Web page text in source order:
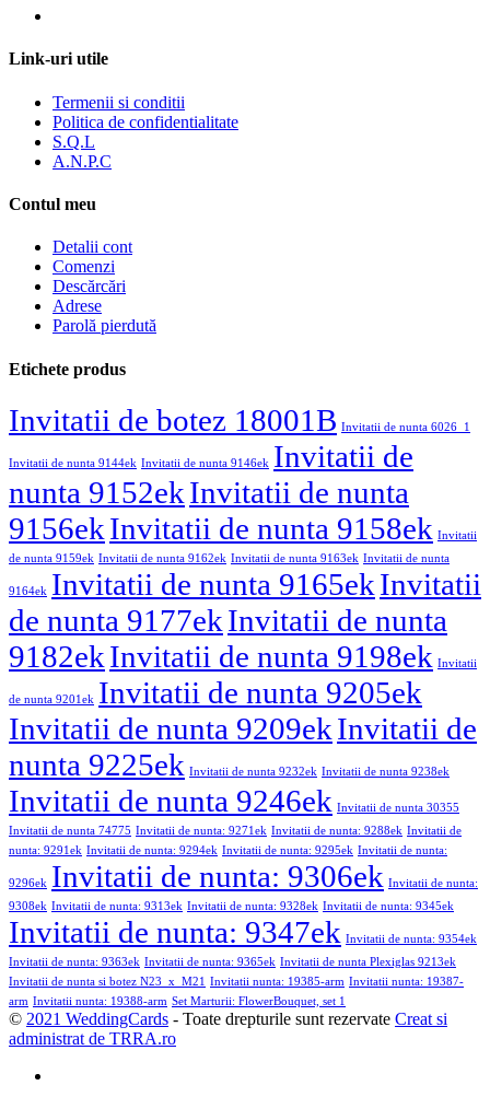
Link-uri utile
Termenii si conditii
Politica de confidentialitate
S.Q.L
A.N.P.C
Contul meu
Detalii cont
Comenzi
Descărcări
Adrese
Parolă pierdută
Etichete produs
Invitatii de botez 18001B Invitatii de nunta 6026_1
Invitatii de nunta 9144ek Invitatii de nunta 9146ek Invitatii de
nunta 9152ekInvitatii de nunta
9156ekInvitatii de nunta 9158ek Invitatii
de nunta 9159ek Invitatii de nunta 9162ek Invitatii de nunta 9163ek Invitatii de nunta
9164ek Invitatii de nunta 9165ekInvitatii
de nunta 9177ekInvitatii de nunta
9182ekInvitatii de nunta 9198ek Invitatii
de nunta 9201ek Invitatii de nunta 9205ek
Invitatii de nunta 9209ekInvitatii de
nunta 9225ek Invitatii de nunta 9232ek Invitatii de nunta 9238ek
Invitatii de nunta 9246ek Invitatii de nunta 30355
Invitatii de nunta 74775 Invitatii de nunta: 9271ek Invitatii de nunta: 9288ek Invitatii de
nunta: 9291ek Invitatii de nunta: 9294ek Invitatii de nunta: 9295ek Invitatii de nunta:
9296ek Invitatii de nunta: 9306ek Invitatii de nunta:
9308ek Invitatii de nunta: 9313ek Invitatii de nunta: 9328ek Invitatii de nunta: 9345ek
Invitatii de nunta: 9347ek Invitatii de nunta: 9354ek
Invitatii de nunta: 9363ek Invitatii de nunta: 9365ek Invitatii de nunta Plexiglas 9213ek
Invitatii de nunta si botez N23_x_M21
Invitatii nunta: 19385-arm Invitatii nunta: 19387-
arm Invitatii nunta: 19388-arm Set Marturii: FlowerBouquet, set 1
© 2021 WeddingCards - Toate drepturile sunt rezervate Creat si
administrat de TRRA.ro